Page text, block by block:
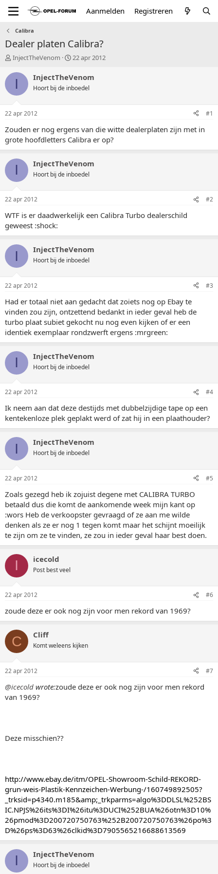
Aanmelden Registreren
Calibra
Dealer platen Calibra?
T
p
a
r
e
InjectTheVenom
S
a
t
u
m
22 apr 2012
I InjectTheVenom
Hoort bij de inboedel
22 apr 2012 #1
Zouden er nog ergens van die witte dealerplaten zijn met in
grote hoofdletters Calibra er op?
I InjectTheVenom
Hoort bij de inboedel
22 apr 2012 #2
WTF is er daadwerkelijk een Calibra Turbo dealerschild
geweest :shock:
I InjectTheVenom
Hoort bij de inboedel
22 apr 2012 #3
Had er totaal niet aan gedacht dat zoiets nog op Ebay te
vinden zou zijn, ontzettend bedankt in ieder geval heb de
turbo plaat subiet gekocht nu nog even kijken of er een
identiek exemplaar rondzwerft ergens :mrgreen:
I InjectTheVenom
Hoort bij de inboedel
22 apr 2012 #4
Ik neem aan dat deze destijds met dubbelzijdige tape op een
kentekenloze plek geplakt werd of zat hij in een plaathouder?
I InjectTheVenom
Hoort bij de inboedel
22 apr 2012 #5
Zoals gezegd heb ik zojuist degene met CALIBRA TURBO
betaald dus die komt de aankomende week mijn kant op
:wors Heb de verkoopster gevraagd of ze aan me wilde
denken als ze er nog 1 tegen komt maar het schijnt moeilijk
te zijn om ze te vinden, ze zou in ieder geval haar best doen.
I icecold
Post best veel
22 apr 2012 #6
zoude deze er ook nog zijn voor men rekord van 1969?
C Cliff
Komt weleens kijken
22 apr 2012 #7
@icecold wrote:zoude deze er ook nog zijn voor men rekord
van 1969?
Deze misschien??
http://www.ebay.de/itm/OPEL-Showroom-Schild-REKORD-
grun-weis-Plastik-Kennzeichen-Werbung-/160749892505?
_trksid=p4340.m185&amp;_trkparms=algo%3DDLSL%252BS
IC.NPJS%26its%3DI%26itu%3DUCI%252BUA%26otn%3D10%
26pmod%3D200720750763%252B200720750763%26po%3
D%26ps%3D63%26clkid%3D7905565216688613569
I InjectTheVenom
Hoort bij de inboedel